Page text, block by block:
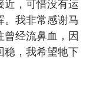
近，可惜没有运
。我非常感谢马
曾经流鼻血，因
稳，我希望牠下